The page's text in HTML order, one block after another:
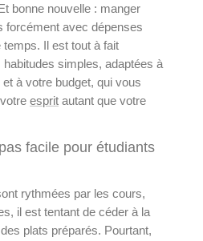
bonne nouvelle : manger
forcément avec dépenses
Il est tout à fait
habitudes simples, adaptées à
à votre budget, qui vous
esprit autant que votre
facile pour étudiants
rythmées par les cours,
il est tentant de céder à la
plats préparés. Pourtant,